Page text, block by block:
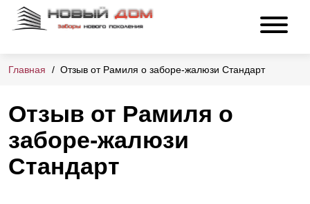
Главная Отзыв от Рамиля о заборе-жалюзи Стандарт
Отзыв от Рамиля о
заборе-жалюзи
Стандарт